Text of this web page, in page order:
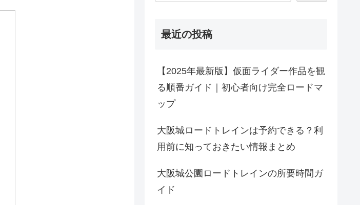
最近の投稿
【2025年最新版】仮面ライダー作品を観
る順番ガイド｜初心者向け完全ロードマ
ップ
大阪城ロードトレインは予約できる？利
用前に知っておきたい情報まとめ
大阪城公園ロードトレインの所要時間ガ
イド